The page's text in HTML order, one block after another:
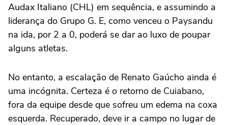
Audax Italiano (CHL) em sequência, e assumindo a
liderança do Grupo G. E, como venceu o Paysandu
na ida, por 2 a 0, poderá se dar ao luxo de poupar
alguns atletas.
No entanto, a escalação de Renato Gaúcho ainda é
uma incógnita. Certeza é o retorno de Cuiabano,
fora da equipe desde que sofreu um edema na coxa
esquerda. Recuperado, deve ir a campo no lugar de